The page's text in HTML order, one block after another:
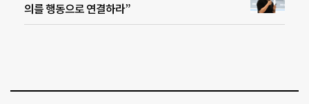
의를 행동으로 연결하라”